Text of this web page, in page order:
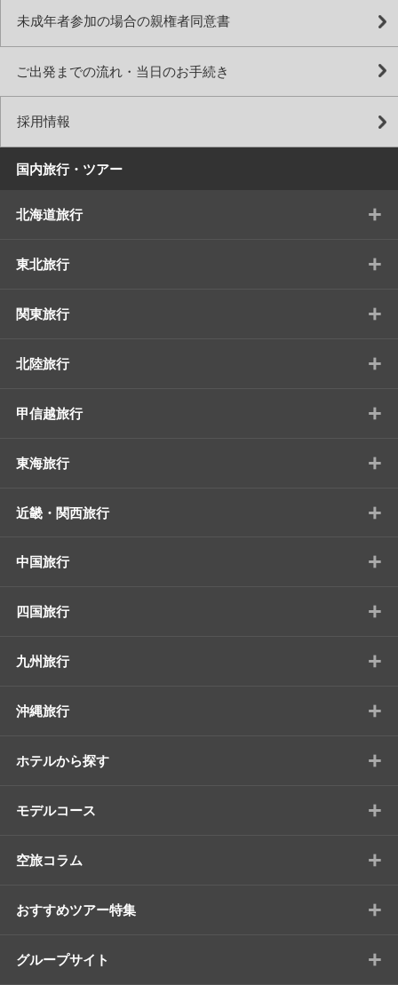
未成年者参加の場合の親権者同意書
ご出発までの流れ・当日のお手続き
採用情報
国内旅行・ツアー
北海道旅行 +
東北旅行 +
関東旅行 +
北陸旅行 +
甲信越旅行 +
東海旅行 +
近畿・関西旅行 +
中国旅行 +
四国旅行 +
九州旅行 +
沖縄旅行 +
ホテルから探す +
モデルコース +
空旅コラム +
おすすめツアー特集 +
グループサイト +